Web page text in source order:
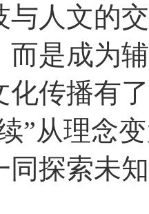
与人文的
而是成为
化传播有
”从理念
同探索未